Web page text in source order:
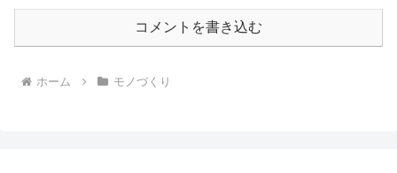
コメントを書き込む
ホーム モノづくり